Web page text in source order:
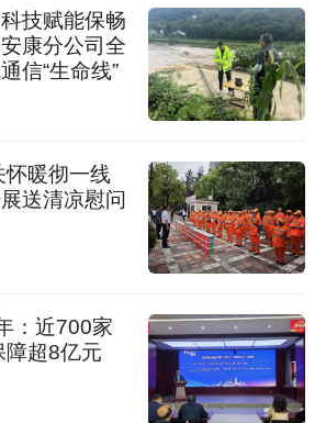
技赋能保畅
康分公司全
信“生命线”
怀暖彻一线
送清凉慰问
：近700家
障超8亿元